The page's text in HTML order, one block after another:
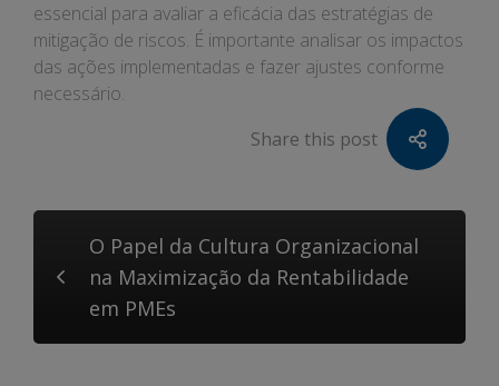
essencial para avaliar a eficácia das estratégias de
mitigação de riscos. É importante analisar os impactos
das ações implementadas e fazer ajustes conforme
necessário.
Share this post
O Papel da Cultura Organizacional
na Maximização da Rentabilidade
em PMEs